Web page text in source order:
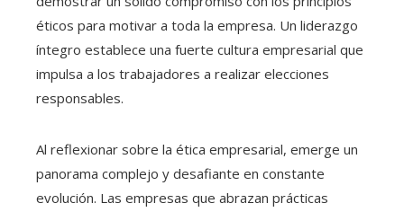
éticos para motivar a toda la empresa. Un liderazgo
íntegro establece una fuerte cultura empresarial que
impulsa a los trabajadores a realizar elecciones
responsables.
Al reflexionar sobre la ética empresarial, emerge un
panorama complejo y desafiante en constante
evolución. Las empresas que abrazan prácticas